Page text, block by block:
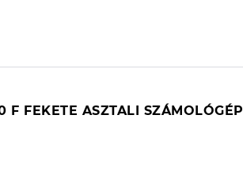
F FEKETE ASZTALI SZÁMOLÓGÉP